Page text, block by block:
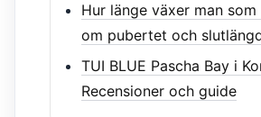
Hur länge växer man som
om pubertet och
TUI BLUE Pascha Bay i
Recensioner och guide